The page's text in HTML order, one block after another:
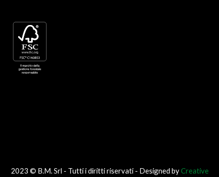
2023 © B.M. Srl - Tutti i diritti riservati - Designed byCreative